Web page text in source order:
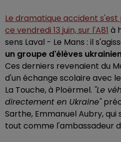
Le dramatique accident
ce vendredi 13 juin, sur l'A81 à
sens Laval - Le Mans : il
un groupe d'élèves
Ces derniers revenaient du
d'un échange scolaire avec
La Touche, à Ploërmel. "Le
directement en Ukraine"
Sarthe, Emmanuel Aubry,
tout comme l'ambassadeur